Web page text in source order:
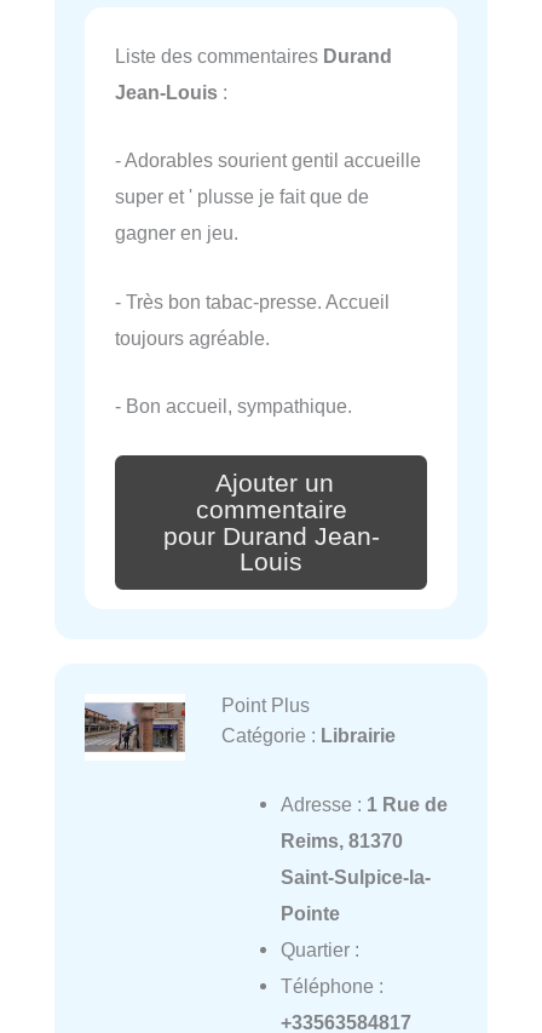
Liste des commentaires Durand
Jean-Louis :
- Adorables sourient gentil accueille
super et ' plusse je fait que de
gagner en jeu.
- Très bon tabac-presse. Accueil
toujours agréable.
- Bon accueil, sympathique.
Ajouter un
commentaire
pour Durand Jean-
Louis
Point Plus
Catégorie : Librairie
Adresse : 1 Rue de
Reims, 81370
Saint-Sulpice-la-
Pointe
Quartier :
Téléphone :
+33563584817